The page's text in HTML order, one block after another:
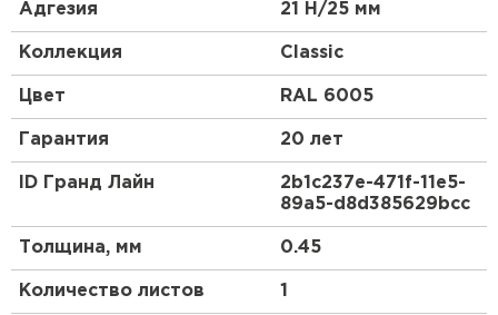
Эта металлочерепица в скандинавском стиле
станет отличным акцентом Вашего дома.
Красивый и гармоничный внешний вид, классика
линий позволяют металлочерепице Classic
органично сочетаться как с природным
ландшафтом, так и с любым архитектурным
стилем самого дома.
Для обустройства кровли компания Grand Line
Ассортимент продукции имеет сертификаты,
подтверждающие ее качество и безопасность
использования.
Адгезия 21 Н/25 мм
Коллекция Classic
Цвет RAL 6005
Гарантия 20 лет
ID Гранд Лайн
2b1c237e-471f-11e5-
89a5-d8d385629bcc
Толщина, мм 0.45
Количество листов 1